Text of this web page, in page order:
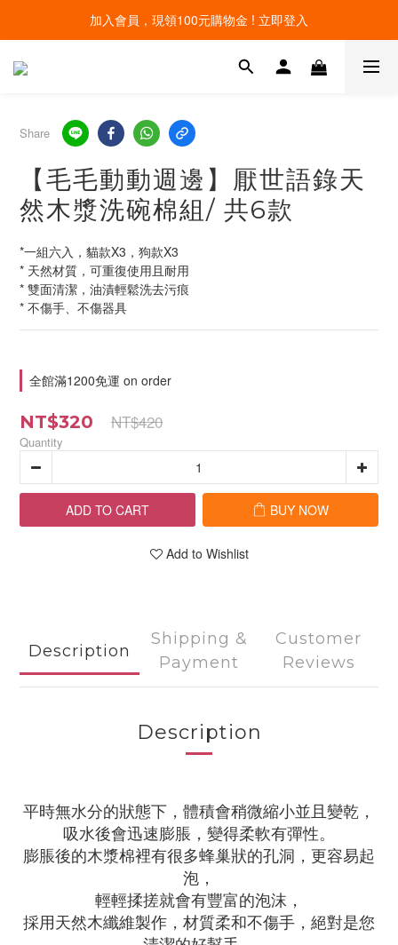
線上寵物展開跑 限時優惠中
加入會員，現領100元購物金 ! 立即登入
線上寵物展開跑 限時優惠中
Share
【毛毛動動週邊】厭世語錄天
然木漿洗碗棉組/ 共6款
*一組六入，貓款X3，狗款X3
* 天然材質，可重復使用且耐用
* 雙面清潔，油漬輕鬆洗去污痕
* 不傷手、不傷器具
全館滿1200免運 on order
NT$320 NT$420
Quantity
ADD TO CART BUY NOW
Add to Wishlist
Description
Shipping &
Payment
Customer
Reviews
Description
平時無水分的狀態下，體積會稍微縮小並且變乾，
吸水後會迅速膨脹，變得柔軟有彈性。
膨脹後的木漿棉裡有很多蜂巢狀的孔洞，更容易起
泡，
輕輕揉搓就會有豐富的泡沫，
採用天然木纖維製作，材質柔和不傷手，絕對是您